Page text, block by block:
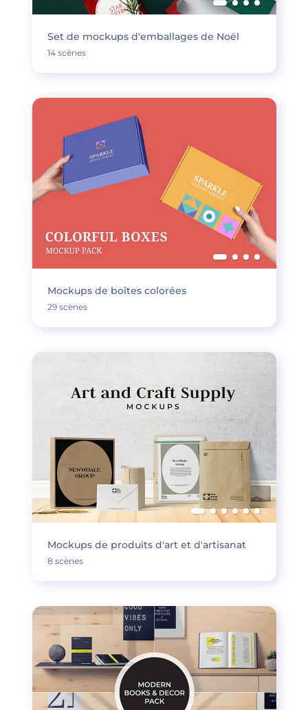
Set de mockups d'emballages de Noël
14 scènes
Mockups de boîtes colorées
29 scènes
Mockups de produits d'art et d'artisanat
8 scènes